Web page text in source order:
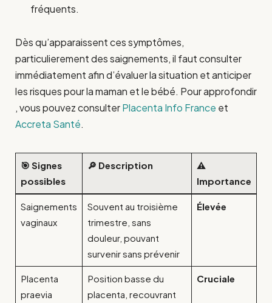
fréquents.
Dès qu’apparaissent ces symptômes,
particulierement des saignements, il faut consulter
immédiatement afin d’évaluer la situation et anticiper
les risques pour la maman et le bébé. Pour approfondir
, vous pouvez consulterPlacenta Info France et
Accreta Santé.
🎯 Signes
possibles
🔎 Description
⚠️
Importance
Saignements
vaginaux
Souvent au troisième
trimestre, sans
douleur, pouvant
survenir sans prévenir
Élevée
Placenta
praevia
Position basse du
placenta, recouvrant
Cruciale